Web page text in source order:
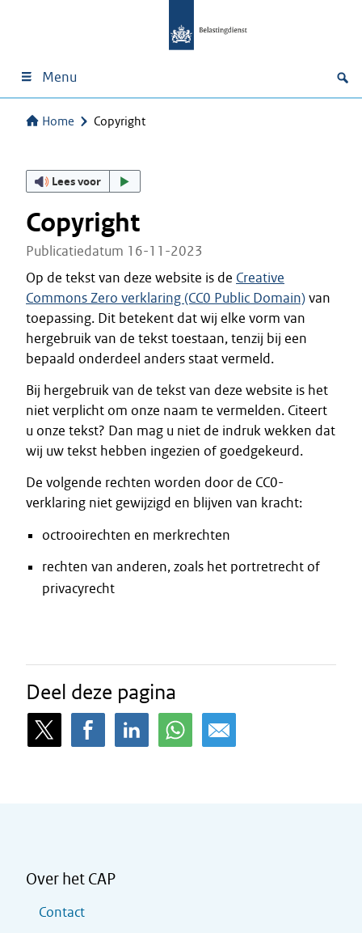
Menu
Home Copyright
Lees voor
Copyright
Publicatiedatum 16-11-2023
Op de tekst van deze website is de Creative
Commons Zero verklaring (CC0 Public Domain)van
toepassing. Dit betekent dat wij elke vorm van
hergebruik van de tekst toestaan, tenzij bij een
bepaald onderdeel anders staat vermeld.
Bij hergebruik van de tekst van deze website is het
niet verplicht om onze naam te vermelden. Citeert
u onze tekst? Dan mag u niet de indruk wekken dat
wij uw tekst hebben ingezien of goedgekeurd.
De volgende rechten worden door de CC0-
verklaring niet gewijzigd en blijven van kracht:
octrooirechten en merkrechten
rechten van anderen, zoals het portretrecht of
privacyrecht
Deel deze pagina
Over het CAP
Contact